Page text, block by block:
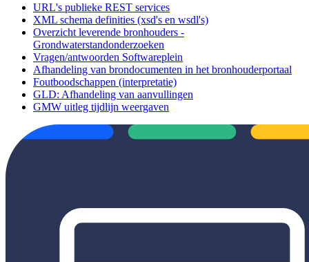
URL's publieke REST services
XML schema definities (xsd's en wsdl's)
Overzicht leverende bronhouders -
Grondwaterstandonderzoeken
Vragen/antwoorden Softwareplein
Afhandeling van brondocumenten in het bronhouderportaal
Foutboodschappen (interpretatie)
GLD: Afhandeling van aanvullingen
GMW uitleg tijdlijn weergaven